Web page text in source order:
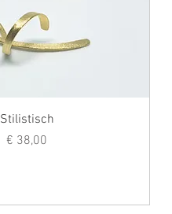
Stilistisch
Prijs
€ 38,00